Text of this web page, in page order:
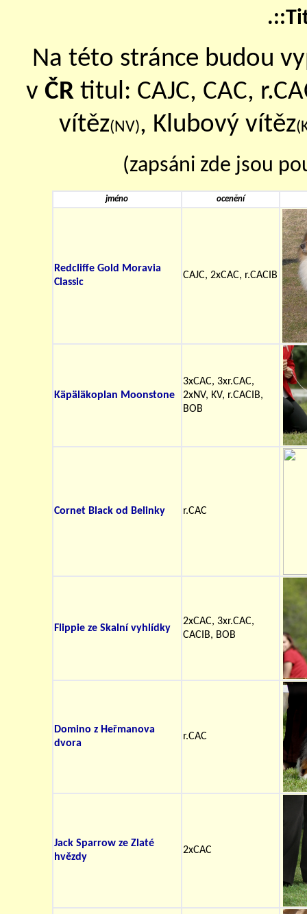
Na této stránce budou
v ČRtitul: CAJC, CAC,
vítěz(NV), Klubový vítěz
(zapsáni zde jsou
jméno ocenění
Redcliffe Gold Moravia
Classic
CAJC, 2xCAC, r.CACIB
Käpäläkoplan Moonstone
3xCAC, 3xr.CAC,
2xNV, KV, r.CACIB,
BOB
Cornet Black od Belinky r.CAC
Flippie ze Skalní vyhlídky
2xCAC, 3xr.CAC,
CACIB, BOB
Domino z Heřmanova
dvora
r.CAC
Jack Sparrow ze Zlaté
hvězdy
2xCAC